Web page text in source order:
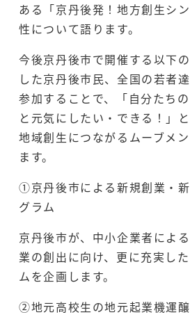
ある「京丹後発！地方創生シ
性について語ります。
今後京丹後市で開催する以下
した京丹後市民、全国の若者
参加することで、「自分たち
と元気にしたい・できる！」
地域創生につながるムーブメ
ます。
①京丹後市による新規創業・
グラム
京丹後市が、中小企業者によ
業の創出に向け、更に充実し
ムを企画します。
②地元高校生の地元起業機運